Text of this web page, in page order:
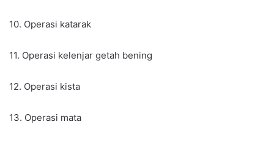
10. Operasi katarak
11. Operasi kelenjar getah bening
12. Operasi kista
13. Operasi mata